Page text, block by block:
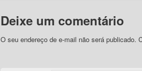
Deixe um comentário
O seu endereço de e-mail não será publicado.